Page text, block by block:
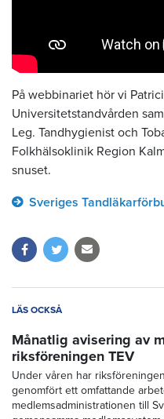
På webbinariet hör vi
Universitetstandvården
Leg. Tandhygienist och
Folkhälsoklinik Region
snuset.
Sveriges
LÄS OCKSÅ
Månatlig avisering av
riksföreningen TEV
Under våren har
genomfört ett omfattande
medlemsadministrationen till